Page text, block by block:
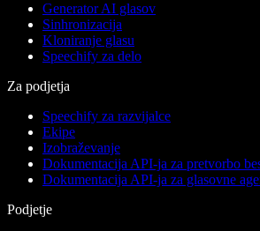
Generator AI glasov
Sinhronizacija
Kloniranje glasu
Speechify za delo
Za podjetja
Speechify za razvijalce
Ekipe
Izobraževanje
Dokumentacija API-ja za pretvorbo
Dokumentacija API-ja za glasovne
Podjetje